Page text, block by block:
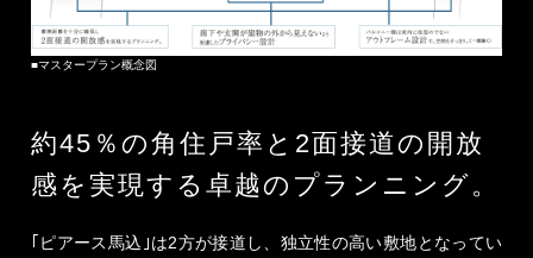
■マスタープラン概念図
約45 ％の角住戸率と 2面接道の開放
感を実現する卓越のプランニング。
｢ピアース馬込｣は2方が接道し、独立性の高い敷地となってい